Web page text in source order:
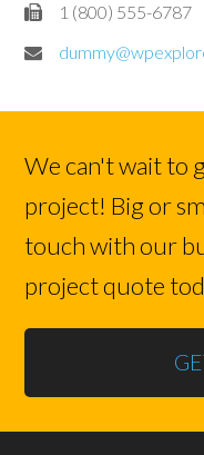
1 (800) 555-6787
We can't wait to
project! Big or
touch with our
project quote